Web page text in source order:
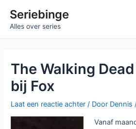
naarSeriebinge
Alles over series
The Walking
bij Fox
Laat een reactie achter / Door Dennis
Vanaf